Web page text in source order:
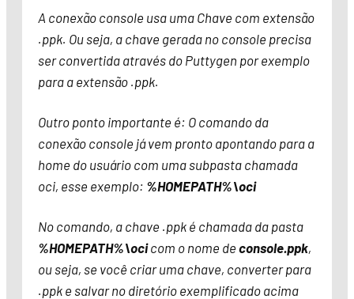
A conexão console usa uma Chave com extensão
.ppk. Ou seja, a chave gerada no console precisa
ser convertida através do Puttygen por exemplo
para a extensão .ppk.
Outro ponto importante é: O comando da
conexão console já vem pronto apontando para a
home do usuário com uma subpasta chamada
oci, esse exemplo: %HOMEPATH%\oci
No comando, a chave .ppk é chamada da pasta
%HOMEPATH%\ocicom o nome de console.ppk,
ou seja, se você criar uma chave, converter para
.ppk e salvar no diretório exemplificado acima